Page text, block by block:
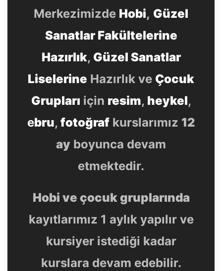
Merkezimizde Hobi, Güzel
Sanatlar Fakültelerine
Hazırlık, Güzel Sanatlar
Liselerine Hazırlık ve Çocuk
Grupları için resim, heykel,
ebru, fotoğrafkurslarımız 12
ay boyunca devam
etmektedir.
Hobi ve çocuk gruplarında
kayıtlarımız 1 aylık yapılır ve
kursiyer istediği kadar
kurslara devam edebilir.